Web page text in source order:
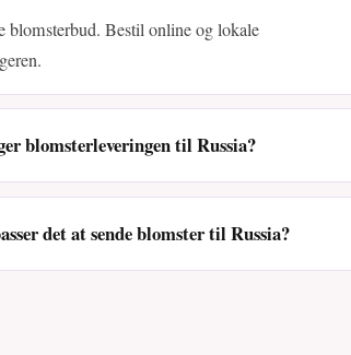
blomsterbud. Bestil online og lokale
blomsterleveringen til Russia?
det at sende blomster til Russia?